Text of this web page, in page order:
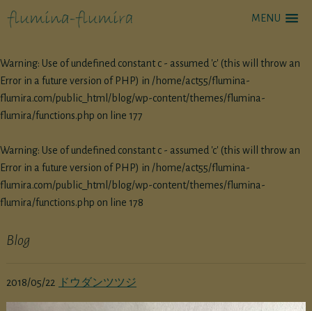
MENU
Warning: Use of undefined constant c - assumed 'c' (this will throw an
Error in a future version of PHP) in /home/act55/flumina-
flumira.com/public_html/blog/wp-content/themes/flumina-
flumira/functions.php on line 177
Warning: Use of undefined constant c - assumed 'c' (this will throw an
Error in a future version of PHP) in /home/act55/flumina-
flumira.com/public_html/blog/wp-content/themes/flumina-
flumira/functions.php on line 178
Blog
2018/05/22 ドウダンツツジ